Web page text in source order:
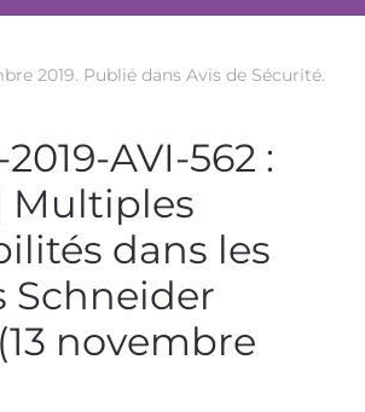
2019. Publié dans Avis de Sécurité.
AVI-562 :
Multiples
dans les
Schneider
novembre